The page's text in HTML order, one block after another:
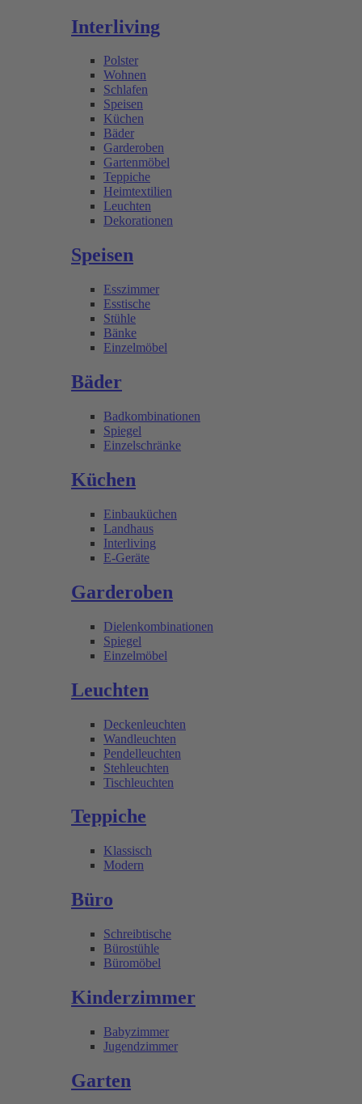
Interliving
Polster
Wohnen
Schlafen
Speisen
Küchen
Bäder
Garderoben
Gartenmöbel
Teppiche
Heimtextilien
Leuchten
Dekorationen
Speisen
Esszimmer
Esstische
Stühle
Bänke
Einzelmöbel
Bäder
Badkombinationen
Spiegel
Einzelschränke
Küchen
Einbauküchen
Landhaus
Interliving
E-Geräte
Garderoben
Dielenkombinationen
Spiegel
Einzelmöbel
Leuchten
Deckenleuchten
Wandleuchten
Pendelleuchten
Stehleuchten
Tischleuchten
Teppiche
Klassisch
Modern
Büro
Schreibtische
Bürostühle
Büromöbel
Kinderzimmer
Babyzimmer
Jugendzimmer
Garten